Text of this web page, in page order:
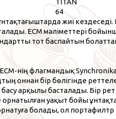
64
жиі
ECM мәліметтері
тот баспайтын
нің флагмандық
оннан бір бөлігінде
арқылы басталады. Бір
уақыт бойы
болады, ол